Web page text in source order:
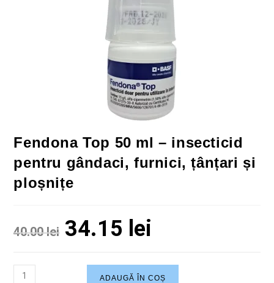
Fendona Top 50 ml – insecticid
pentru gândaci, furnici, țânțari și
ploșnițe
40.00lei 34.15 lei
ADAUGĂ ÎN COȘ